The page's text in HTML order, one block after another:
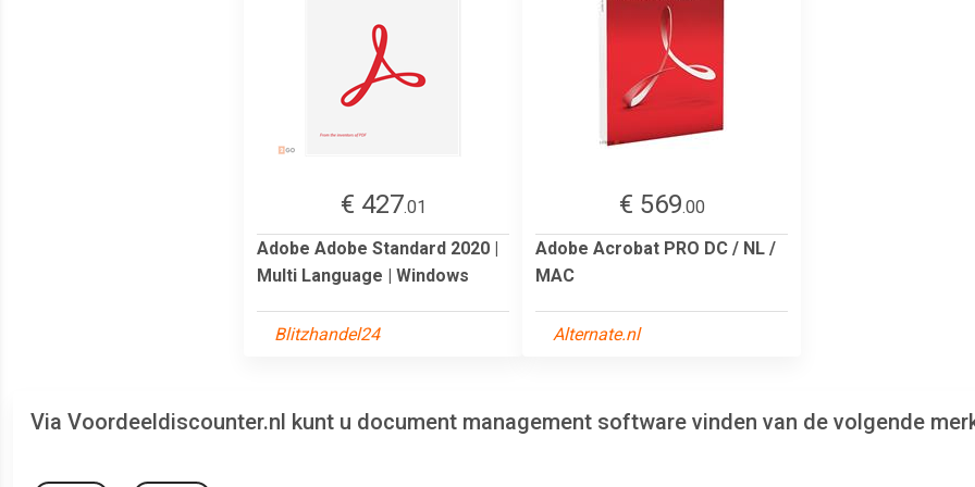
€ 427.01
Adobe Adobe Standard 2020 |
Multi Language | Windows
Blitzhandel24
€ 569.00
Adobe Acrobat PRO DC / NL /
MAC
Alternate.nl
Via Voordeeldiscounter.nl kunt u document management software vinden van de volgende